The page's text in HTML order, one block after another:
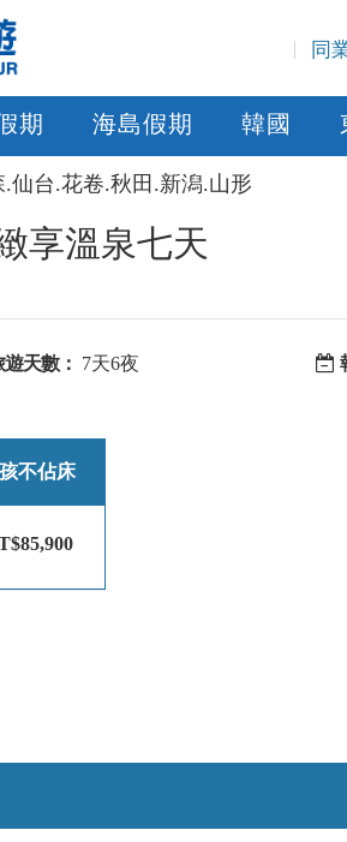
同
期 海島假期 韓國
仙台.花卷.秋田.新潟.山形
享溫泉七天
遊天數： 7天6夜
不佔床